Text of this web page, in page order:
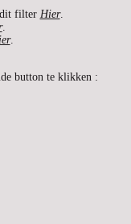
filter Hier.
.
.
button te klikken :